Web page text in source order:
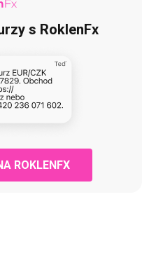
s RoklenFx
ROKLENFX